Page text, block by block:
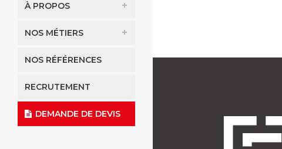
À PROPOS
NOS MÉTIERS
NOS RÉFÉRENCES
RECRUTEMENT
DEMANDE DE DEVIS